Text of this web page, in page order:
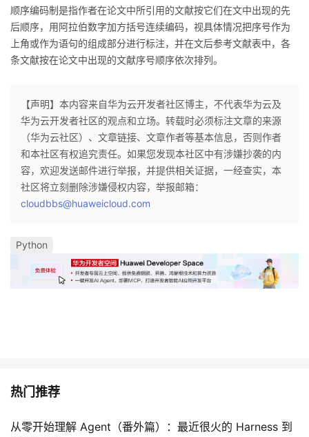
顺序编码制是指作者在论文中所引用的文献按它们在文中出现的先
后顺序，用阿拉伯数字加方括号连续编码，视具体情况把序号作为
上角或作为语句的组成部分进行标注，并在文后参考文献表中，各
条文献按在论文中出现的文献序号顺序依次排列。
【声明】本内容来自华为云开发者社区博主，不代表华为云及
华为云开发者社区的观点和立场。转载时必须标注文章的来源
（华为云社区）、文章链接、文章作者等基本信息，否则作者
和本社区有权追究责任。如果您发现本社区中有涉嫌抄袭的内
容，欢迎发送邮件进行举报，并提供相关证据，一经查实，本
社区将立刻删除涉嫌侵权内容，举报邮箱：
cloudbbs@huaweicloud.com
Python
热门推荐
从零开始理解 Agent（番外篇）：最近很火的 Harness 到